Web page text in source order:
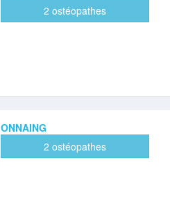
2 ostéopathes
ONNAING
2 ostéopathes